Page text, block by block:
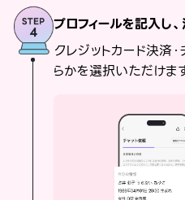
プロフィールを記入し
クレジットカード決済
らかを選択いただけます